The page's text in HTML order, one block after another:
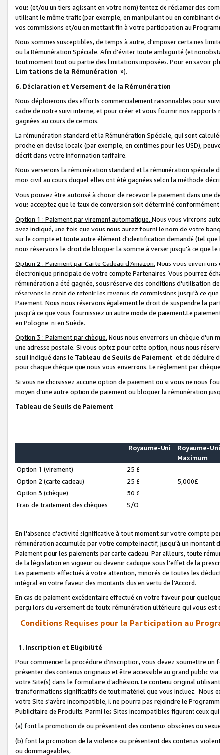
vous (et/ou un tiers agissant en votre nom) tentez de réclamer des
utilisant le même trafic (par exemple, en manipulant ou en combinant
vos commissions et/ou en mettant fin à votre participation au
Nous sommes susceptibles, de temps à autre, d'imposer certaines
ou la Rémunération Spéciale. Afin d'éviter toute ambiguïté (et
tout moment tout ou partie des limitations imposées. Pour en savoir
Limitations de la Rémunération »).
6. Déclaration et Versement de la Rémunération
Nous déploierons des efforts commercialement raisonnables pour
cadre de notre suivi interne, et pour créer et vous fournir nos
gagnées au cours de ce mois.
La rémunération standard et la Rémunération Spéciale, qui sont
proche en devise locale (par exemple, en centimes pour les USD),
décrit dans votre information tarifaire.
Nous verserons la rémunération standard et la rémunération spéciale
mois civil au cours duquel elles ont été gagnées selon la méthode
Vous pouvez être autorisé à choisir de recevoir le paiement dans une
vous acceptez que le taux de conversion soit déterminé
Option 1 : Paiement par virement automatique. Nous vous virerons
avez indiqué, une fois que vous nous aurez fourni le nom de votre
sur le compte et toute autre élément d'identification demandé (tel que
nous réservons le droit de bloquer la somme à verser jusqu'à ce que
Option 2 : Paiement par Carte Cadeau d’Amazon. Nous vous
électronique principale de votre compte Partenaires. Vous pourrez
rémunération a été gagnée, sous réserve des conditions d'utilisation
réservons le droit de retenir les revenus de commissions jusqu'à ce
Paiement. Nous nous réservons également le droit de suspendre la
jusqu'à ce que vous fournissiez un autre mode de paiement.Le
en Pologne ni en Suède.
Option 3 : Paiement par chèque. Nous nous enverrons un chèque d'un
une adresse postale. Si vous optez pour cette option, nous nous
seuil indiqué dans le Tableau de Seuils de Paiement et de déduire
pour chaque chèque que nous vous enverrons. Le règlement par
Si vous ne choisissez aucune option de paiement ou si vous ne nous
moyen d’une autre option de paiement ou bloquer la rémunération
Tableau de Seuils de Paiement
Royaume-Uni
Royaume-Uni
Maximum
Option 1 (virement)
25 £
Option 2 (carte cadeau)
25 £
5,000£
Option 3 (chèque)
50 £
Frais de traitement des chèques
S/O
En l'absence d'activité significative à tout moment sur votre compte
rémunération accumulée par votre compte inactif, jusqu'à un montant
Paiement pour les paiements par carte cadeau. Par ailleurs, toute
de la législation en vigueur ou devenir caduque sous l’effet de la
Les paiements effectués à votre attention, minorés de toutes les
intégral en votre faveur des montants dus en vertu de l'Accord.
En cas de paiement excédentaire effectué en votre faveur pour
perçu lors du versement de toute rémunération ultérieure qui vous est
Conditions Requises pour la Participation au
1. Inscription et Eligibilité
Pour commencer la procédure d’inscription, vous devez soumettre
présenter des contenus originaux et être accessible au grand public
votre Site(s) dans le formulaire d’adhésion. Le contenu original
transformations significatifs de tout matériel que vous incluez. Nous
votre Site s'avère incompatible, il ne pourra pas rejoindre le
Publicitaire de Produits. Parmi les Sites incompatibles figurent ceux
(a) font la promotion de ou présentent des contenus obscènes ou
(b) font la promotion de la violence ou présentent des contenus
ou dommageables,